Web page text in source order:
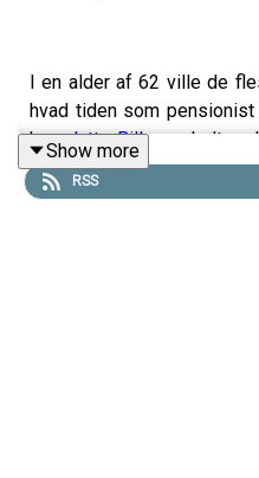
I en alder af 62 ville de
hvad tiden som pensionist
hosJytte Billevar helt
62-årig, at hun
medSTAÏ. Jytte er nu
Show more
RSS